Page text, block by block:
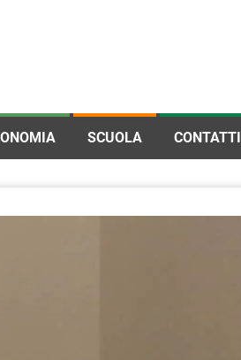
SCUOLA CONTATTI